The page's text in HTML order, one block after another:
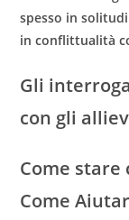
spesso in
in conflittualità
Gli
con gli
Come stare
Come